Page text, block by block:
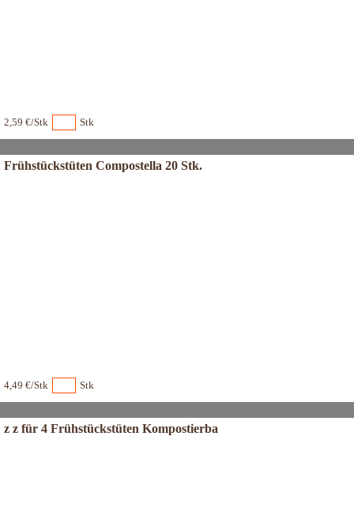
2,59 €/Stk Stk
Frühstückstüten Compostella 20 Stk.
4,49 €/Stk Stk
z z für 4 Frühstückstüten Kompostierba